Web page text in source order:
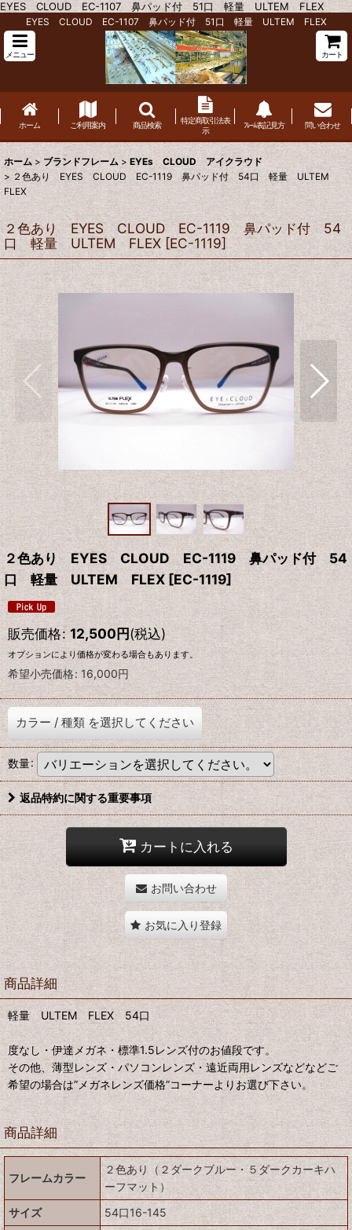
EYES CLOUD EC-1107 鼻パッド付 51口 軽量 ULTEM FLEX
EYES CLOUD EC-1107 鼻パッド付 51口 軽量 ULTEM FLEX
メニュー カート
ホーム ご利用案内 商品検索
特定商取引法表
示
ﾌﾚｰﾑ表記見方 問い合わせ
ホーム > ブランドフレーム > EYEs CLOUD アイクラウド
> ２色あり EYES CLOUD EC-1119 鼻パッド付 54口 軽量 ULTEM
FLEX
２色あり EYES CLOUD EC-1119 鼻パッド付 54
口 軽量 ULTEM FLEX [EC-1119]
２色あり EYES CLOUD EC-1119 鼻パッド付 54
口 軽量 ULTEM FLEX [EC-1119]
販売価格: 12,500円(税込)
オプションにより価格が変わる場合もあります。
希望小売価格: 16,000円
カラー / 種類 を選択してください
数量:
返品特約に関する重要事項
カートに入れる
お問い合わせ
お気に入り登録
商品詳細
軽量 ULTEM FLEX 54口
度なし・伊達メガネ・標準1.5レンズ付のお値段です。
その他、薄型レンズ・パソコンレンズ・遠近両用レンズなどなどご
希望の場合は”メガネレンズ価格”コーナーよりお選び下さい。
商品詳細
フレームカラー
２色あり（２ダークブルー・５ダークカーキハ
ーフマット）
サイズ
54口16-145